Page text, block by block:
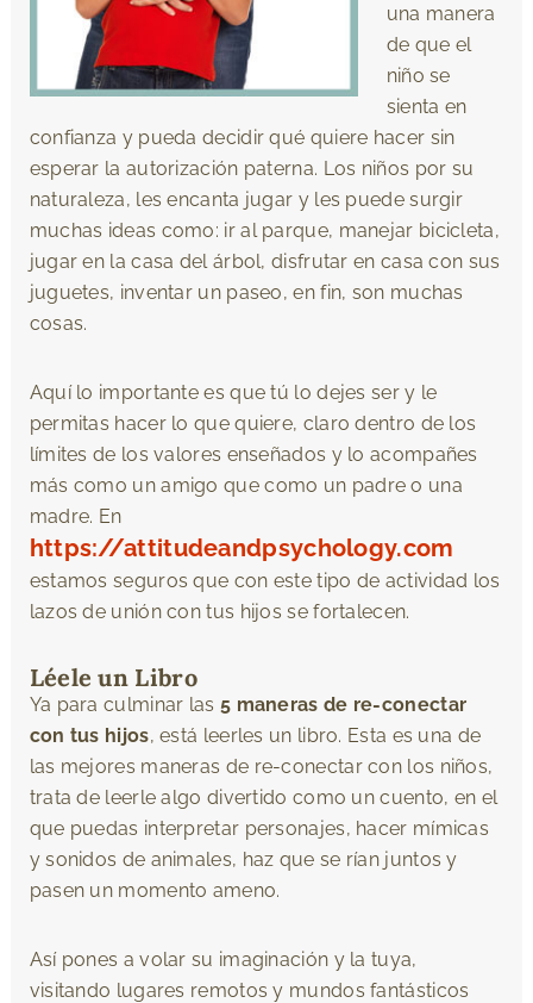
una manera
de que el
niño se
sienta en
confianza y pueda decidir qué quiere hacer sin
esperar la autorización paterna. Los niños por su
naturaleza, les encanta jugar y les puede surgir
muchas ideas como: ir al parque, manejar bicicleta,
jugar en la casa del árbol, disfrutar en casa con sus
juguetes, inventar un paseo, en fin, son muchas
cosas.
Aquí lo importante es que tú lo dejes ser y le
permitas hacer lo que quiere, claro dentro de los
límites de los valores enseñados y lo acompañes
más como un amigo que como un padre o una
madre. En
https://attitudeandpsychology.com
estamos seguros que con este tipo de actividad los
lazos de unión con tus hijos se fortalecen.
Léele un Libro
Ya para culminar las 5 maneras de re-conectar
con tus hijos, está leerles un libro. Esta es una de
las mejores maneras de re-conectar con los niños,
trata de leerle algo divertido como un cuento, en el
que puedas interpretar personajes, hacer mímicas
y sonidos de animales, haz que se rían juntos y
pasen un momento ameno.
Así pones a volar su imaginación y la tuya,
visitando lugares remotos y mundos fantásticos